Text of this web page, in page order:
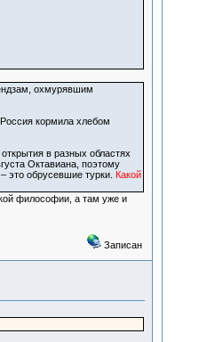
охмурявшим
кормила хлебом
в разных областях
Октавиана, поэтому
это обрусевшие турки.
Какой
философии, а там уже и
Записан